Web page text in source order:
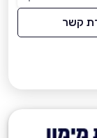
קשר